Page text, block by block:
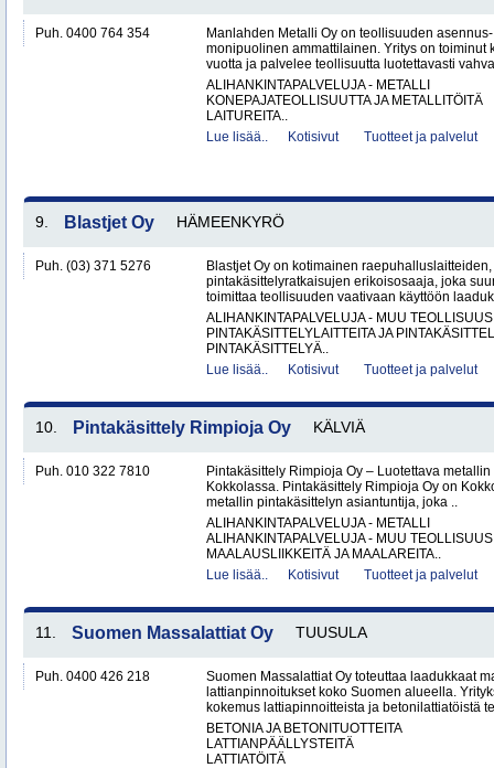
Puh. 0400 764 354
Manlahden Metalli Oy on teollisuuden
monipuolinen ammattilainen. Yritys on toiminut
vuotta ja palvelee teollisuutta luotettavasti
ALIHANKINTAPALVELUJA - METALLI
KONEPAJATEOLLISUUTTA JA METALLITÖITÄ
LAITUREITA..
Lue lisää..
Kotisivut Tuotteet ja palvelut
9. Blastjet Oy HÄMEENKYRÖ
Puh. (03) 371 5276
Blastjet Oy on kotimainen
pintakäsittelyratkaisujen erikoisosaaja, joka
toimittaa teollisuuden vaativaan käyttöön
ALIHANKINTAPALVELUJA - MUU TEOLLISUUS
PINTAKÄSITTELYLAITTEITA JA
PINTAKÄSITTELYÄ..
Lue lisää..
Kotisivut Tuotteet ja palvelut
10. Pintakäsittely Rimpioja Oy KÄLVIÄ
Puh. 010 322 7810
Pintakäsittely Rimpioja Oy – Luotettava
Kokkolassa. Pintakäsittely Rimpioja Oy on
metallin pintakäsittelyn asiantuntija, joka ..
ALIHANKINTAPALVELUJA - METALLI
ALIHANKINTAPALVELUJA - MUU TEOLLISUUS
MAALAUSLIIKKEITÄ JA MAALAREITA..
Lue lisää..
Kotisivut Tuotteet ja palvelut
11. Suomen Massalattiat Oy TUUSULA
Puh. 0400 426 218
Suomen Massalattiat Oy toteuttaa laadukkaat
lattianpinnoitukset koko Suomen alueella.
kokemus lattiapinnoitteista ja betonilattiatöistä
BETONIA JA BETONITUOTTEITA
LATTIANPÄÄLLYSTEITÄ
LATTIATÖITÄ